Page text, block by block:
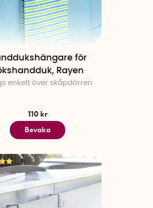
för
Rayen
enkelt över skåpdörren
110 kr
Bevaka